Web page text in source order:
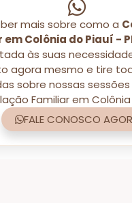
mais sobre como a
em Colônia do Piauí -
às suas
agora mesmo e tire
sobre nossas
Familiar em Colônia
FALE CONOSCO